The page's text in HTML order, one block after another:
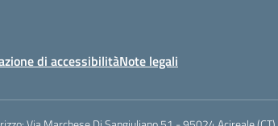
di accessibilitàNote legali